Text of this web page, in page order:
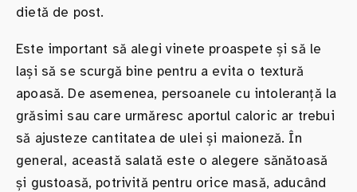
dietă de post.
Este important să alegi vinete proaspete și să le
lași să se scurgă bine pentru a evita o textură
apoasă. De asemenea, persoanele cu intoleranță la
grăsimi sau care urmăresc aportul caloric ar trebui
să ajusteze cantitatea de ulei și maioneză. În
general, această salată este o alegere sănătoasă
și gustoasă, potrivită pentru orice masă, aducând